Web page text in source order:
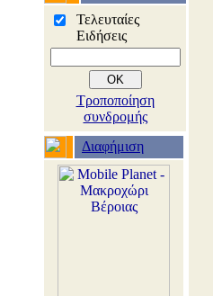
Τελευταίες
Ειδήσεις
Τροποποίηση
συνδρομής
Διαφήμιση